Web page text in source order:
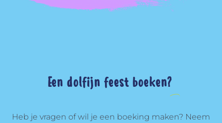
Een dolfijn feest boeken?
Heb je vragen of wil je een boeking maken? Neem